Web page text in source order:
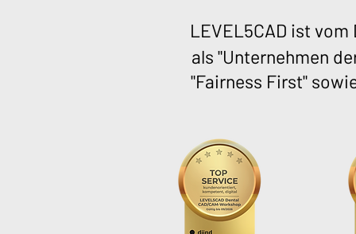
LEVEL5CAD ist
als "Unternehmen
"Fairness First"